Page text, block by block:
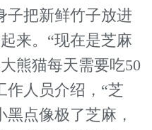
子把新鲜竹子放进
来。“现在是芝麻
熊猫每天需要吃50
作人员介绍，“芝
点像极了芝麻，